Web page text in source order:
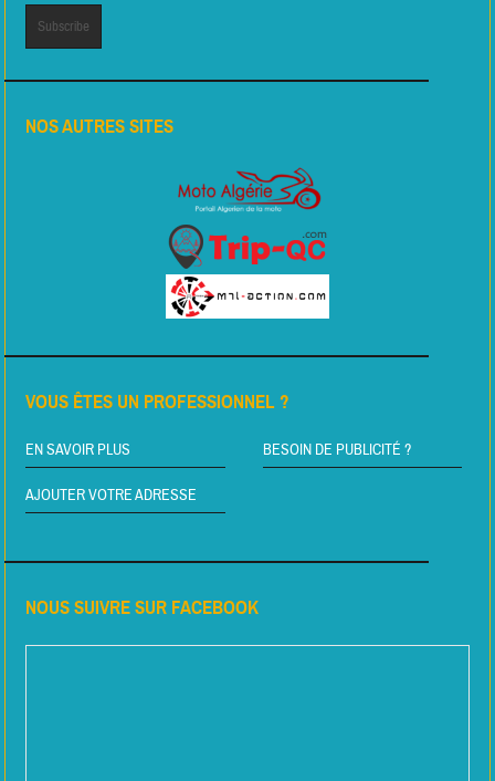
NOS AUTRES SITES
VOUS ÊTES UN PROFESSIONNEL ?
EN SAVOIR PLUS BESOIN DE PUBLICITÉ ?
AJOUTER VOTRE ADRESSE
NOUS SUIVRE SUR FACEBOOK